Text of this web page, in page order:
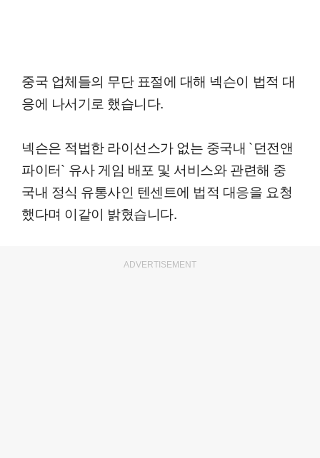
중국 업체들의 무단 표절에 대해 넥슨이 법적 대
응에 나서기로 했습니다.
넥슨은 적법한 라이선스가 없는 중국내 `던전앤
파이터` 유사 게임 배포 및 서비스와 관련해 중
국내 정식 유통사인 텐센트에 법적 대응을 요청
했다며 이같이 밝혔습니다.
ADVERTISEMENT